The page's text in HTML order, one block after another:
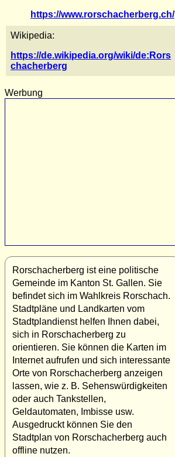
https://www.rorschacherberg.ch/
Wikipedia:
https://de.wikipedia.org/wiki/de:Rors
chacherberg
Werbung
Rorschacherberg ist eine politische
Gemeinde im Kanton St. Gallen. Sie
befindet sich im Wahlkreis Rorschach.
Stadtpläne und Landkarten vom
Stadtplandienst helfen Ihnen dabei,
sich in Rorschacherberg zu
orientieren. Sie können die Karten im
Internet aufrufen und sich interessante
Orte von Rorschacherberg anzeigen
lassen, wie z. B. Sehenswürdigkeiten
oder auch Tankstellen,
Geldautomaten, Imbisse usw.
Ausgedruckt können Sie den
Stadtplan von Rorschacherberg auch
offline nutzen.